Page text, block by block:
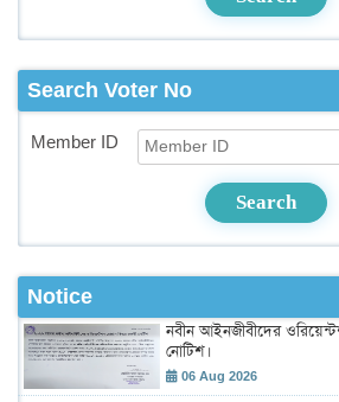
Search Voter No
Member ID
Search
Notice
নবীন আইনজীবীদের
নোটিশ।
06 Aug 2026